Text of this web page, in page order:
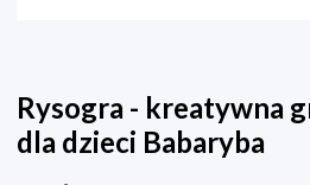
Rysogra - kreatywna
dla dzieci Babaryba